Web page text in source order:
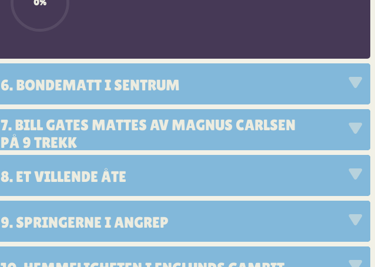
0%
6. BONDEMATT I SENTRUM
7. BILL GATES MATTES AV MAGNUS CARLSEN
PÅ 9 TREKK
8. ET VILLENDE ÅTE
9. SPRINGERNE I ANGREP